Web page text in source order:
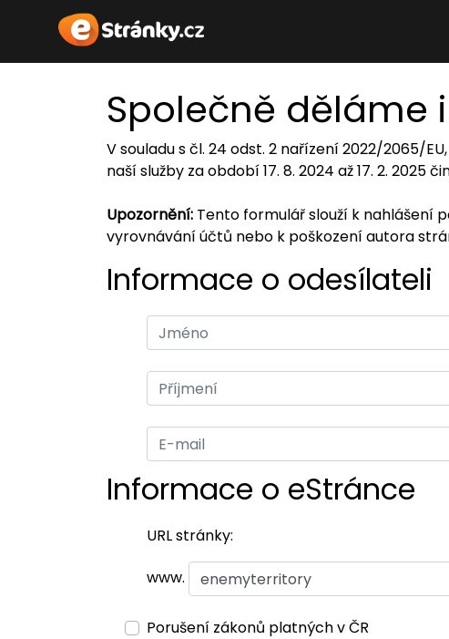
Společně děláme
V souladu s čl. 24 odst. 2 nařízení 2022/2065/
naší služby za období 17. 8. 2024 až 17. 2. 2025
Upozornění: Tento formulář slouží k nahlášení
vyrovnávání účtů nebo k poškození autora
Informace o odesílateli
Informace o eStránce
URL stránky:
www.
Porušení zákonů platných v ČR